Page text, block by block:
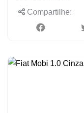
Compartilhe: